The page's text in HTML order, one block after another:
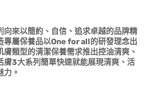
向來以簡約、自信、追求卓越的品牌精
專屬保養品以One for all的研發理念出
膚類型的清潔保養需求推出控油清爽、
膚3大系列簡單快速就能展現清爽、活
力。